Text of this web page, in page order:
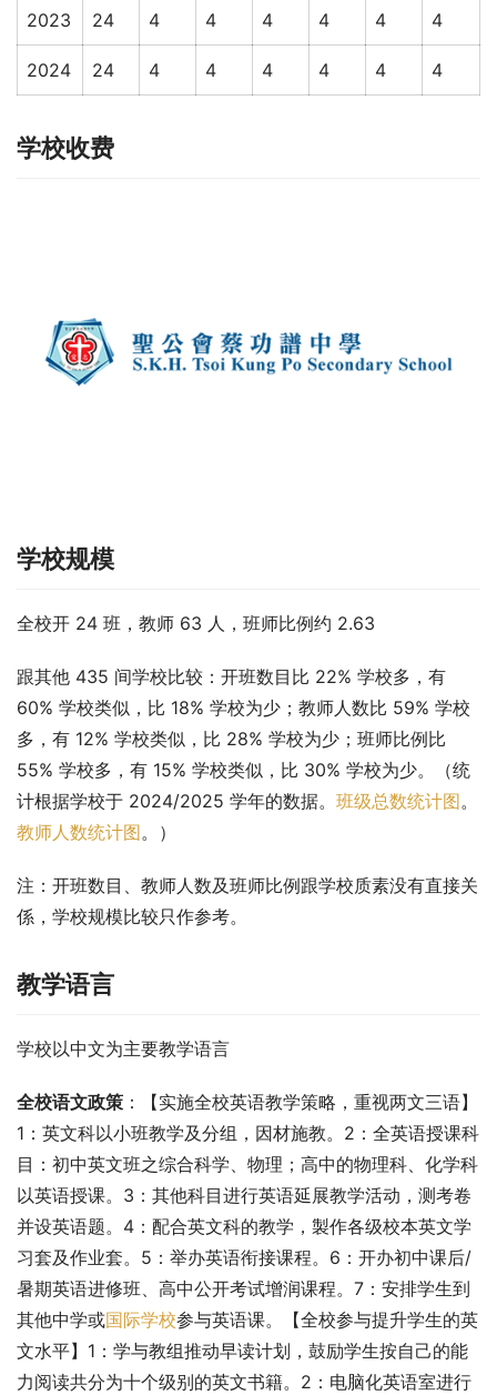
2023 24 4 4 4 4 4 4
2024 24 4 4 4 4 4 4
学校收费
学校规模
全校开 24 班，教师 63 人，班师比例约 2.63
跟其他 435 间学校比较：开班数目比 22% 学校多，有
60% 学校类似，比 18% 学校为少；教师人数比 59% 学校
多，有 12% 学校类似，比 28% 学校为少；班师比例比
55% 学校多，有 15% 学校类似，比 30% 学校为少。（统
计根据学校于 2024/2025 学年的数据。 班级总数统计图。
教师人数统计图。）
注：开班数目、教师人数及班师比例跟学校质素没有直接关
係，学校规模比较只作参考。
教学语言
学校以中文为主要教学语言
全校语文政策 ：【实施全校英语教学策略，重视两文三语】
1：英文科以小班教学及分组，因材施教。2：全英语授课科
目：初中英文班之综合科学、物理；高中的物理科、化学科
以英语授课。3：其他科目进行英语延展教学活动，测考卷
并设英语题。4：配合英文科的教学，製作各级校本英文学
习套及作业套。5：举办英语衔接课程。6：开办初中课后/
暑期英语进修班、高中公开考试增润课程。7：安排学生到
其他中学或国际学校参与英语课。【全校参与提升学生的英
文水平】1：学与教组推动早读计划，鼓励学生按自己的能
力阅读共分为十个级别的英文书籍。2：电脑化英语室进行